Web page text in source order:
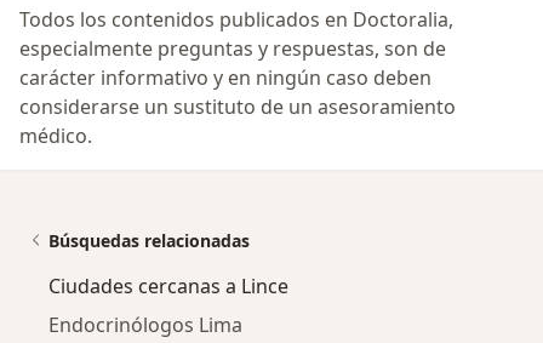
Todos los contenidos publicados en Doctoralia,
especialmente preguntas y respuestas, son de
carácter informativo y en ningún caso deben
considerarse un sustituto de un asesoramiento
médico.
Búsquedas relacionadas
Ciudades cercanas a Lince
Endocrinólogos Lima